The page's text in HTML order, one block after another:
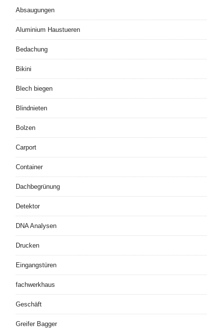
Absaugungen
Aluminium Haustueren
Bedachung
Bikini
Blech biegen
Blindnieten
Bolzen
Carport
Container
Dachbegrünung
Detektor
DNA Analysen
Drucken
Eingangstüren
fachwerkhaus
Geschäft
Greifer Bagger